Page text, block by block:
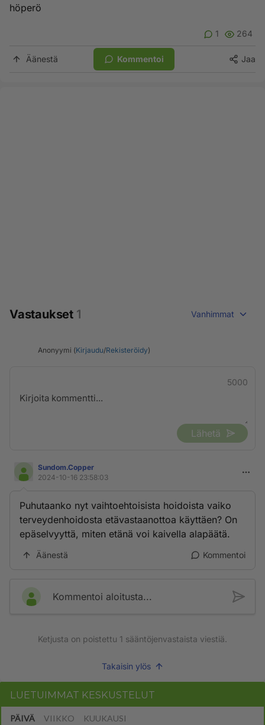
höperö
1 264
Äänestä Kommentoi Jaa
Vastaukset 1 Vanhimmat
Anonyymi (Kirjaudu/Rekisteröidy)
5000
Lähetä
Sundom.Copper
2024-10-16 23:58:03
Puhutaanko nyt vaihtoehtoisista hoidoista vaiko
terveydenhoidosta etävastaanottoa käyttäen? On
epäselvyyttä, miten etänä voi kaivella alapäätä.
Äänestä Kommentoi
Kommentoi aloitusta...
Ketjusta on poistettu 1 sääntöjenvastaista viestiä.
Takaisin ylös
LUETUIMMAT KESKUSTELUT
PÄIVÄ VIIKKO KUUKAUSI